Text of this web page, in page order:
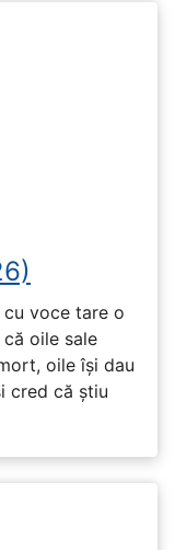
voce tare o
oile sale
oile își dau
cred că știu